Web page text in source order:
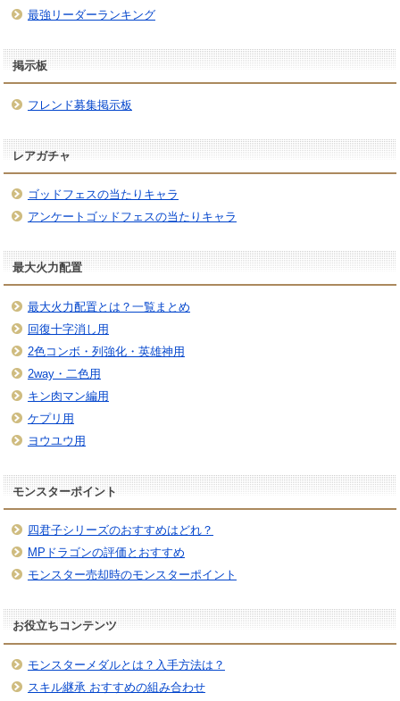
最強リーダーランキング
掲示板
フレンド募集掲示板
レアガチャ
ゴッドフェスの当たりキャラ
アンケートゴッドフェスの当たりキャラ
最大火力配置
最大火力配置とは？一覧まとめ
回復十字消し用
2色コンボ・列強化・英雄神用
2way・二色用
キン肉マン編用
ケプリ用
ヨウユウ用
モンスターポイント
四君子シリーズのおすすめはどれ？
MPドラゴンの評価とおすすめ
モンスター売却時のモンスターポイント
お役立ちコンテンツ
モンスターメダルとは？入手方法は？
スキル継承 おすすめの組み合わせ